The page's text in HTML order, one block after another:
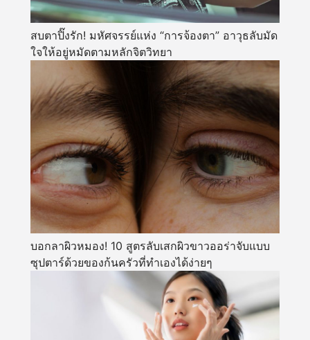
สบตาปิ๊งรัก! มหัศจรรย์แห่ง “การจ้องตา” อาวุธลับมัด
ใจให้อยู่หมัดตามหลักจิตวิทยา
บอกลาผิวหมอง! 10 สูตรลับเสกผิวขาวออร่าจับแบบ
ซุปตาร์ด้วยของก้นครัวที่ทำเองได้ง่ายๆ